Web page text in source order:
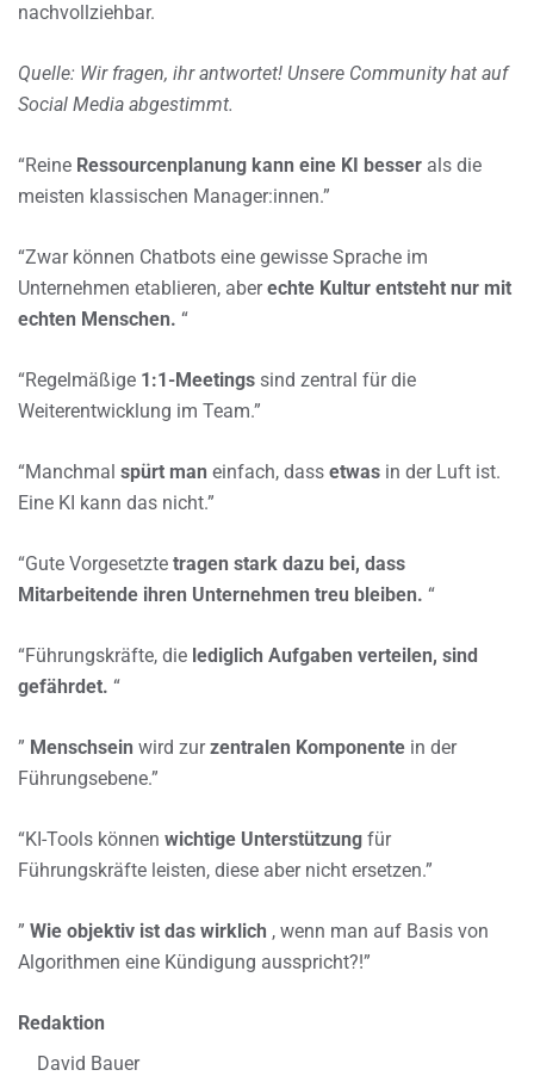
nachvollziehbar.
Quelle: Wir fragen, ihr antwortet! Unsere Community hat auf
Social Media abgestimmt.
“Reine Ressourcenplanung kann eine KI besser als die
meisten klassischen Manager:innen.”
“Zwar können Chatbots eine gewisse Sprache im
Unternehmen etablieren, aberechte Kultur entsteht nur mit
echten Menschen. “
“Regelmäßige 1:1-Meetings sind zentral für die
Weiterentwicklung im Team.”
“Manchmal spürt man einfach, dass etwas in der Luft ist.
Eine KI kann das nicht.”
“Gute Vorgesetzte tragen stark dazu bei, dass
Mitarbeitende ihren Unternehmen treu bleiben. “
“Führungskräfte, die lediglich Aufgaben verteilen, sind
gefährdet. “
” Menschsein wird zurzentralen Komponente in der
Führungsebene.”
“KI-Tools können wichtige Unterstützung für
Führungskräfte leisten, diese aber nicht ersetzen.”
” Wie objektiv ist das wirklich , wenn man auf Basis von
Algorithmen eine Kündigung ausspricht?!”
Redaktion
David Bauer